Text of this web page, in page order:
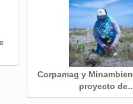
Corpamag y
proyecto